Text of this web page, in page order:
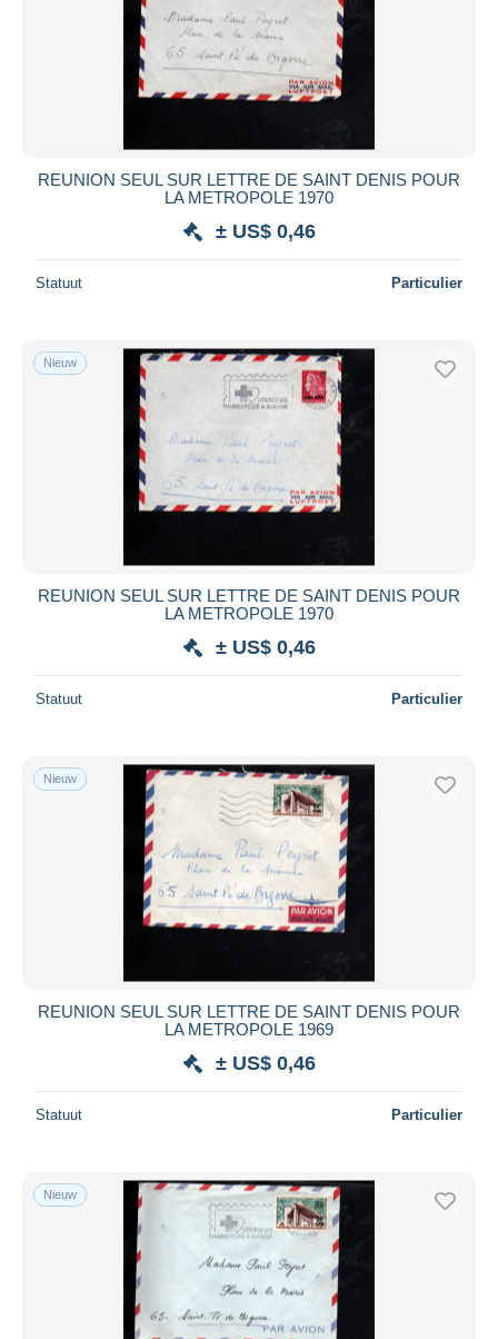
REUNION SEUL SUR LETTRE DE SAINT DENIS POUR
LA METROPOLE 1970
± US$ 0,46
Statuut Particulier
Nieuw
REUNION SEUL SUR LETTRE DE SAINT DENIS POUR
LA METROPOLE 1970
± US$ 0,46
Statuut Particulier
Nieuw
REUNION SEUL SUR LETTRE DE SAINT DENIS POUR
LA METROPOLE 1969
± US$ 0,46
Statuut Particulier
Nieuw